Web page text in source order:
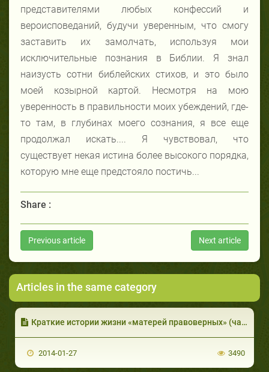
представителями любых конфессий и
вероисповеданий, будучи уверенным, что смогу
заставить их замолчать, используя мои
исключительные познания в Библии. Я знал
наизусть сотни библейских стихов, и это было
моей козырной картой. Несмотря на мою
уверенность в правильности моих убеждений, где-
то там, в глубинах моего сознания, я все еще
продолжал искать.... Я чувствовал, что
существует некая истина более высокого порядка,
которую мне еще предстояло постичь...
Share :
Previous article Next article
Articles in the same category
Краткие истории жизни «матерей правоверных» (часть 2из 2)
2014-01-27 3490